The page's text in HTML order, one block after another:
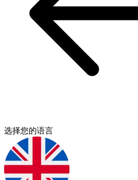
选择您的语言